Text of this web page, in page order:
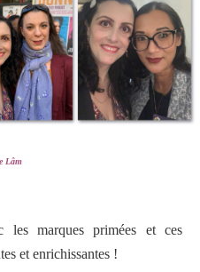
Lâm
les marques primées et ces
et enrichissantes !